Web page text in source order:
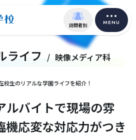
訪問者別 MENU
ライフ / 映像メディア科
校生のリアルな学園ライフを紹介！
ルバイトで現場の雰
機応変な対応力がつき